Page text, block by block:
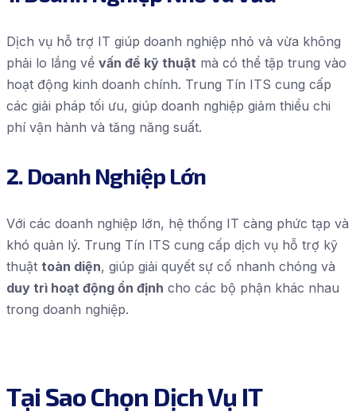
Dịch vụ hỗ trợ IT giúp doanh nghiệp nhỏ và vừa không
phải lo lắng về vấn đề kỹ thuật mà có thể tập trung vào
hoạt động kinh doanh chính. Trung Tín ITS cung cấp
các giải pháp tối ưu, giúp doanh nghiệp giảm thiểu chi
phí vận hành và tăng năng suất.
2. Doanh Nghiệp Lớn
Với các doanh nghiệp lớn, hệ thống IT càng phức tạp và
khó quản lý. Trung Tín ITS cung cấp dịch vụ hỗ trợ kỹ
thuật toàn diện, giúp giải quyết sự cố nhanh chóng và
duy trì hoạt động ổn định cho các bộ phận khác nhau
trong doanh nghiệp.
Tại Sao Chọn Dịch Vụ IT